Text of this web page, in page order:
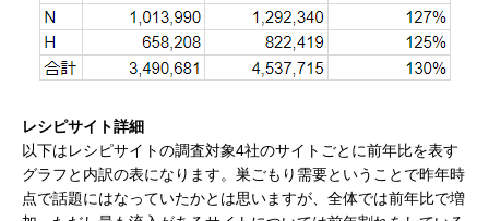
レシピサイト詳細
以下はレシピサイトの調査対象4社のサイトごとに前年比を表す
グラフと内訳の表になります。巣ごもり需要ということで昨年時
点で話題にはなっていたかとは思いますが、全体では前年比で増